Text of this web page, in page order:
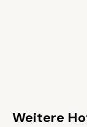
Weitere